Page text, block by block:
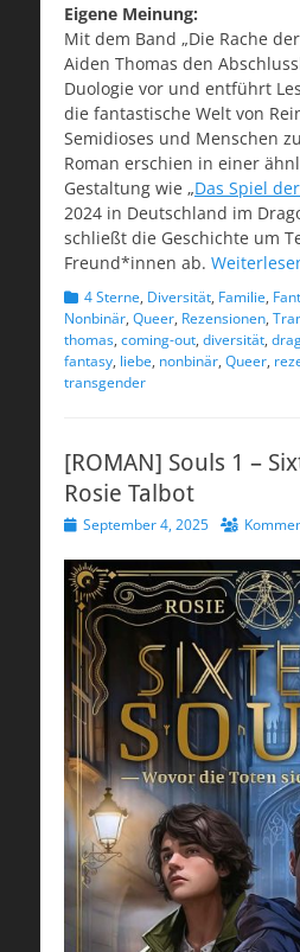
Eigene Meinung:
Mit dem Band „Die Rache
Aiden Thomas den
Duologie vor und entführt
die fantastische Welt von
Semidioses und Menschen
Roman erschien in einer
Gestaltung wie „Das Spiel
2024 in Deutschland im
schließt die Geschichte um
Freund*innen ab.
Kategorien
4 Sterne, Diversität, Familie,
Nonbinär, Queer, Rezensionen,
thomas, coming-out, diversität,
fantasy, liebe, nonbinär, Queer,
transgender
[ROMAN] Souls 1 –
Rosie Talbot
Veröffentlicht
September 4, 2025